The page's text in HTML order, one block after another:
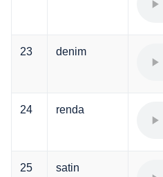
23 denim
24 renda
25 satin